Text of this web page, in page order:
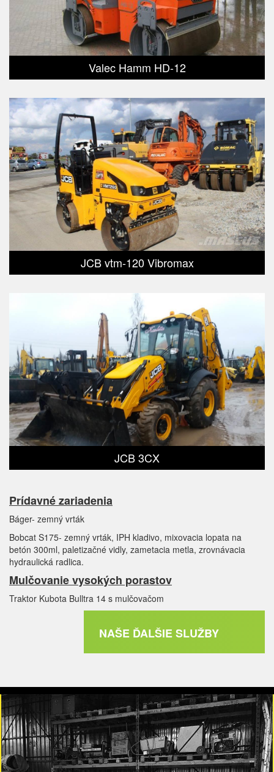
Valec Hamm HD-12
JCB vtm-120 Vibromax
JCB 3CX
Prídavné zariadenia
Báger- zemný vrták
Bobcat S175- zemný vrták, IPH kladivo, mixovacia lopata na
betón 300ml, paletizačné vidly, zametacia metla, zrovnávacia
hydraulická radlica.
Mulčovanie vysokých porastov
Traktor Kubota Bulltra 14 s mulčovačom
NAŠE ĎALŠIE SLUŽBY